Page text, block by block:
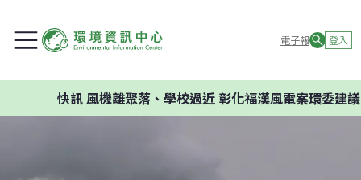
電子報 登入
風機離聚落、學校過近 彰化福漢風電案環委建議不應開